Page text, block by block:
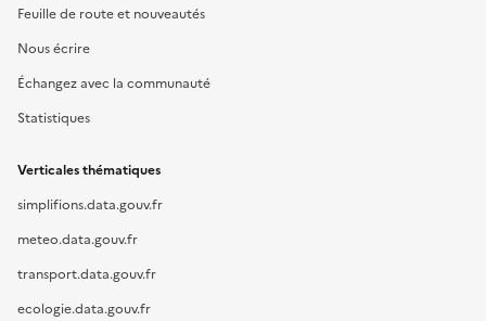
Feuille de route et nouveautés
Nous écrire
Échangez avec la communauté
Statistiques
Verticales thématiques
simplifions.data.gouv.fr
meteo.data.gouv.fr
transport.data.gouv.fr
ecologie.data.gouv.fr